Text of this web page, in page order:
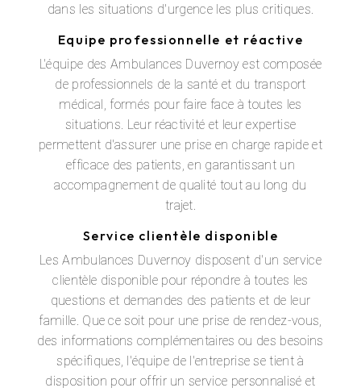
dans les situations d'urgence les plus critiques.
Equipe professionnelle et réactive
L'équipe des Ambulances Duvernoy est composée
de professionnels de la santé et du transport
médical, formés pour faire face à toutes les
situations. Leur réactivité et leur expertise
permettent d'assurer une prise en charge rapide et
efficace des patients, en garantissant un
accompagnement de qualité tout au long du
trajet.
Service clientèle disponible
Les Ambulances Duvernoy disposent d'un service
clientèle disponible pour répondre à toutes les
questions et demandes des patients et de leur
famille. Que ce soit pour une prise de rendez-vous,
des informations complémentaires ou des besoins
spécifiques, l'équipe de l'entreprise se tient à
disposition pour offrir un service personnalisé et